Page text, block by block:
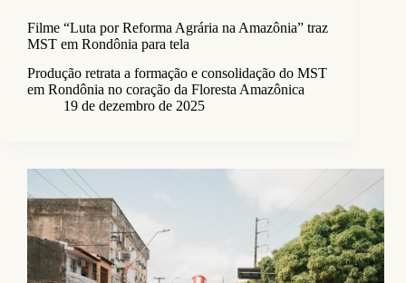
Filme “Luta por Reforma Agrária na Amazônia” traz
MST em Rondônia para tela
Produção retrata a formação e consolidação do MST
em Rondônia no coração da Floresta Amazônica
19 de dezembro de 2025